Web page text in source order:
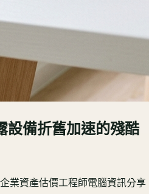
設備折舊加速的殘酷
業資產估價工程師電腦資訊分享